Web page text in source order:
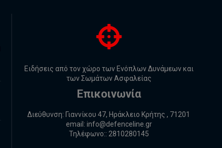
Ειδήσεις από τον χώρο των Ενόπλων Δυνάμεων και
των Σωμάτων Ασφαλείας
Επικοινωνία
Διεύθυνση: Γιαννίκου 47, Ηράκλειο Κρήτης , 71201
email: info@defenceline.gr
Τηλέφωνο:: 2810280145